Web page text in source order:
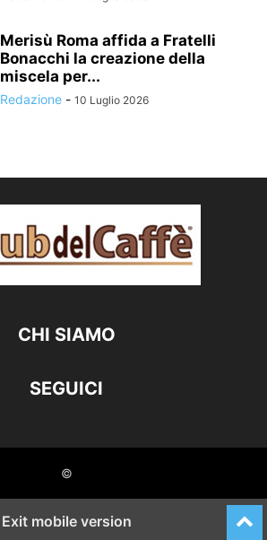
Merisù Roma affida a Fratelli
Bonacchi la creazione della
miscela per...
Redazione - 10 Luglio 2026
CHI SIAMO
SEGUICI
©
Exit mobile version